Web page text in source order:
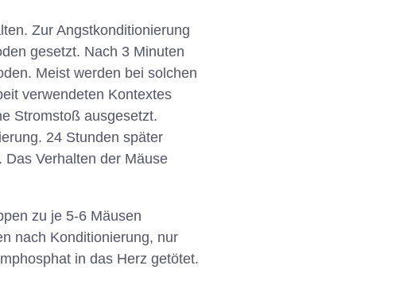
Zur Angstkonditionierung
gesetzt. Nach 3 Minuten
Meist werden bei solchen
verwendeten Kontextes
Stromstoß ausgesetzt.
24 Stunden später
Verhalten der Mäuse
zu je 5-6 Mäusen
nach Konditionierung, nur
in das Herz getötet.